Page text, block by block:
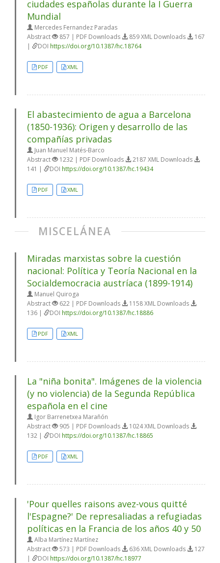
ciudades españolas durante la I Guerra
Mundial
Mercedes Fernandez Paradas
Abstract
857 | PDF Downloads 859 XML Downloads
167
|
DOI https://doi.org/10.1387/hc.18764
PDF XML
El abastecimiento de agua a Barcelona
(1850-1936): Origen y desarrollo de las
compañías privadas
Juan Manuel Matés-Barco
Abstract
1232 | PDF Downloads
2187 XML Downloads
141 |
DOI https://doi.org/10.1387/hc.19434
PDF XML
MISCELÁNEA
Miradas marxistas sobre la cuestión
nacional: Política y Teoría Nacional en la
Socialdemocracia austríaca (1899-1914)
Manuel Quiroga
Abstract
622 | PDF Downloads
1158 XML Downloads
136 |
DOI https://doi.org/10.1387/hc.18886
PDF XML
La "niña bonita". Imágenes de la violencia
(y no violencia) de la Segunda República
española en el cine
Igor Barrenetxea Marañón
Abstract
905 | PDF Downloads
1024 XML Downloads
132 |
DOI https://doi.org/10.1387/hc.18865
PDF XML
'Pour quelles raisons avez-vous quitté
l'Espagne?' De represaliadas a refugiadas
políticas en la Francia de los años 40 y 50
Alba Martínez Martínez
Abstract
573 | PDF Downloads 636 XML Downloads
127
|
DOI https://doi.org/10.1387/hc.18977